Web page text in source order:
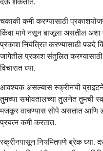
देऊ शकतात.
चकाकी कमी करण्यासाठी
किंवा मागे नसून बाजूला असतील अशा
प्रकाश नियंत्रित करण्यासाठी पडदे
जागेतील प्रकाश संतुलित
विचारात घ्या.
आवश्यक असल्यास स्क्रीनची
तुमच्या सभोवतालच्या तुलनेत तुमची
मजकूर वाचण्यास सोपे असतात आणि
प्रयत्न कमी करतात.
स्क्रीनपासून नियमितपणे ब्रेक घ्या.